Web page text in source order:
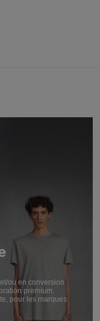
ou en conversion
premium.
pour les marques